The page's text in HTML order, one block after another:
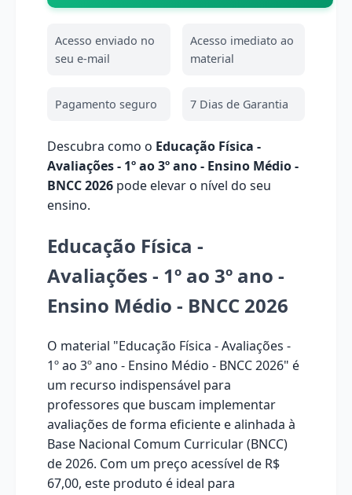
Acesso enviado no
seu e-mail
Acesso imediato ao
material
Pagamento seguro 7 Dias de Garantia
Descubra como o Educação Física -
Avaliações - 1º ao 3º ano - Ensino Médio -
BNCC 2026 pode elevar o nível do seu
ensino.
Educação Física -
Avaliações - 1º ao 3º ano -
Ensino Médio - BNCC 2026
O material "Educação Física - Avaliações -
1º ao 3º ano - Ensino Médio - BNCC 2026" é
um recurso indispensável para
professores que buscam implementar
avaliações de forma eficiente e alinhada à
Base Nacional Comum Curricular (BNCC)
de 2026. Com um preço acessível de R$
67,00, este produto é ideal para